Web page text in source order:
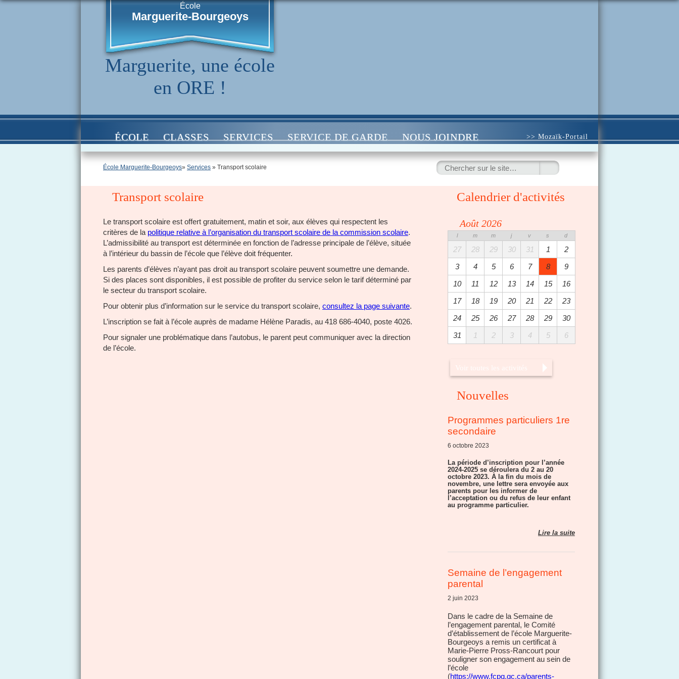
École
Marguerite-Bourgeoys
Marguerite, une école
en ORE !
ÉCOLE CLASSES SERVICES SERVICE DE GARDE NOUS JOINDRE >> Mozaïk-Portail
École Marguerite-Bourgeoys» Services » Transport scolaire
Rechercher
:
Transport scolaire
Le transport scolaire est offert gratuitement, matin et soir, aux élèves qui respectent les
critères de la politique relative à l’organisation du transport scolaire de la commission scolaire.
L’admissibilité au transport est déterminée en fonction de l’adresse principale de l’élève, située
à l’intérieur du bassin de l’école que l’élève doit fréquenter.
Les parents d’élèves n’ayant pas droit au transport scolaire peuvent soumettre une demande.
Si des places sont disponibles, il est possible de profiter du service selon le tarif déterminé par
le secteur du transport scolaire.
Pour obtenir plus d’information sur le service du transport scolaire, consultez la page suivante.
L’inscription se fait à l’école auprès de madame Hélène Paradis, au 418 686-4040, poste 4026.
Pour signaler une problématique dans l’autobus, le parent peut communiquer avec la direction
de l’école.
Calendrier d'activités
Août 2026
l m m j v s d
27 28 29 30 31 1
2
3
4 5 6 7 8
9
10
11 12 13 14 15
16
17
18 19 20 21 22
23
24
25 26 27 28 29
30
31
1 2 3 4 5 6
Voir toutes les activités
Nouvelles
Programmes particuliers 1re
secondaire
6 octobre 2023
La période d’inscription pour l’année
2024-2025 se déroulera du 2 au 20
octobre 2023. À la fin du mois de
novembre, une lettre sera envoyée aux
parents pour les informer de
l’acceptation ou du refus de leur enfant
au programme particulier.
Lire la suite
Semaine de l’engagement
parental
2 juin 2023
Dans le cadre de la Semaine de
l’engagement parental, le Comité
d’établissement de l’école Marguerite-
Bourgeoys a remis un certificat à
Marie-Pierre Pross-Rancourt pour
souligner son engagement au sein de
l’école
(https://www.fcpq.qc.ca/parents-